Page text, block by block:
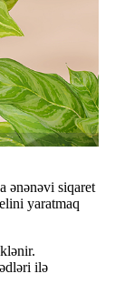
ənənəvi siqaret
yaratmaq
ilə